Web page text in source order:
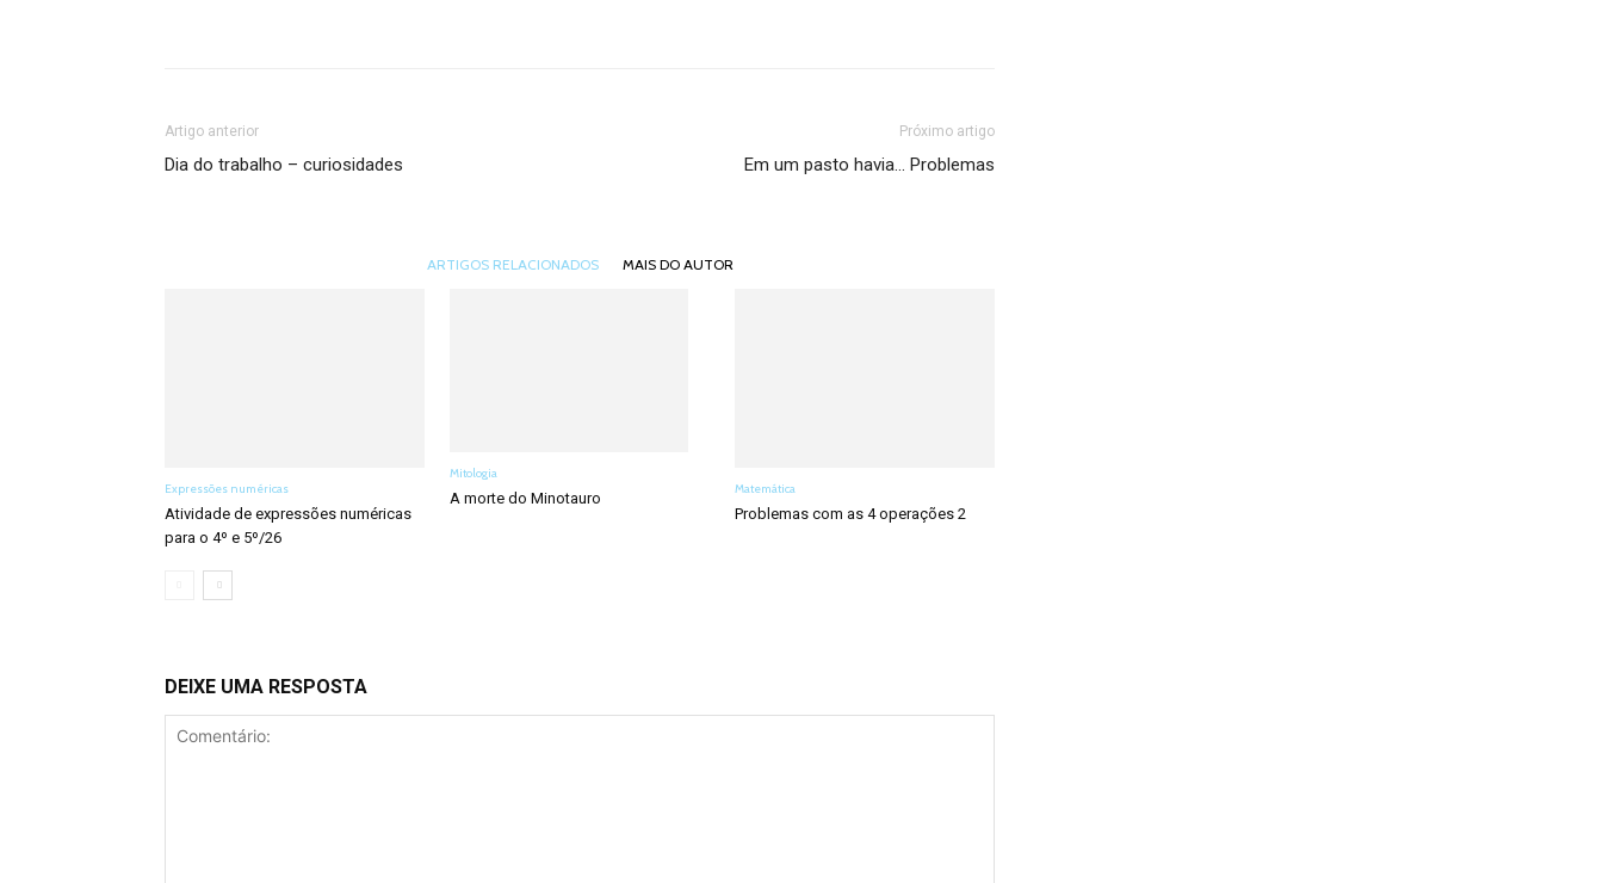
Artigo anterior
Dia do trabalho – curiosidades
Próximo artigo
Em um pasto havia… Problemas
ARTIGOS RELACIONADOS MAIS DO AUTOR
Expressões numéricas
Atividade de expressões numéricas
para o 4º e 5º/26
Mitologia
A morte do Minotauro
Matemática
Problemas com as 4 operações 2
DEIXE UMA RESPOSTA